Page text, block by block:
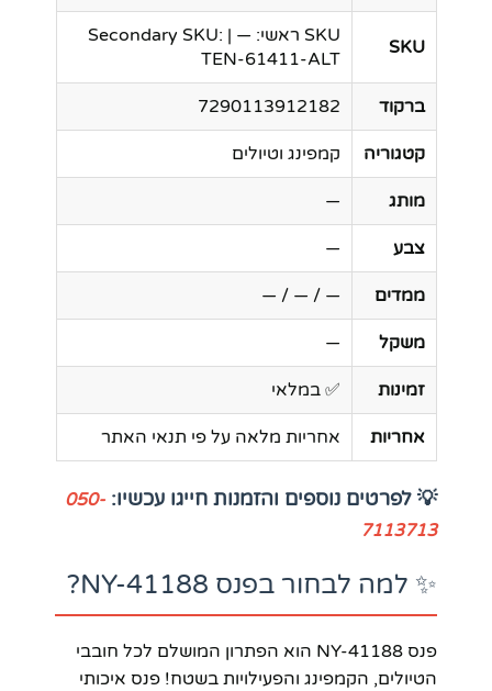
SKU
SKU ראשי: — | Secondary SKU:
TEN-61411-ALT
ברקוד 7290113912182
קטגוריה קמפינג וטיולים
מותג —
צבע —
ממדים — / — / —
משקל —
זמינות ✅ במלאי
אחריות אחריות מלאה על פי תנאי האתר
💡 לפרטים נוספים והזמנות חייגו עכשיו: 050-
7113713
✨ למה לבחור בפנס NY-41188?
פנס NY-41188 הוא הפתרון המושלם לכל חובבי
הטיולים, הקמפינג והפעילויות בשטח! פנס איכותי